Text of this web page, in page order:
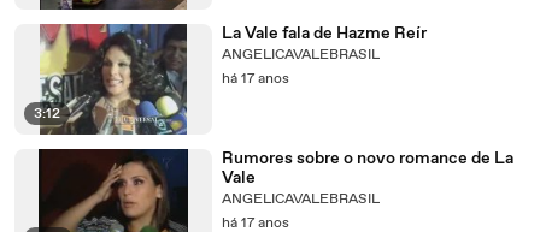
3:12
La Vale fala de Hazme Reír
ANGELICAVALEBRASIL
há 17 anos
Rumores sobre o novo romance de La
Vale
ANGELICAVALEBRASIL
há 17 anos